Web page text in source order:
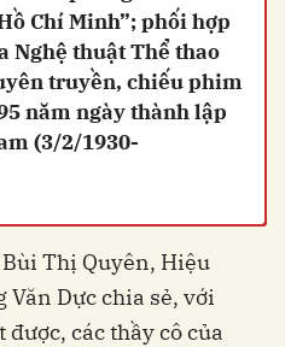
Chí Minh”; phối hợp
Nghệ thuật Thể thao
truyền, chiếu phim
năm ngày thành lập
(3/2/1930-
Thị Quyên, Hiệu
Dực chia sẻ, với
các thầy cô của